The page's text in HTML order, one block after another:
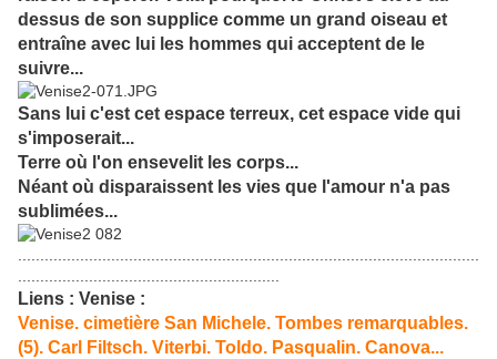
dessus de son supplice comme un grand oiseau et
entraîne avec lui les hommes qui acceptent de le
suivre...
Sans lui c'est cet espace terreux, cet espace vide qui
s'imposerait...
Terre où l'on ensevelit les corps...
Néant où disparaissent les vies que l'amour n'a pas
sublimées...
Liens : Venise :
Venise. cimetière San Michele. Tombes remarquables.
(5). Carl Filtsch. Viterbi. Toldo. Pasqualin. Canova...